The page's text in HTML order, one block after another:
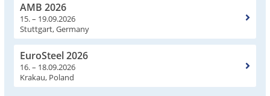
AMB 2026
15. – 19.09.2026
Stuttgart, Germany
EuroSteel 2026
16. – 18.09.2026
Krakau, Poland